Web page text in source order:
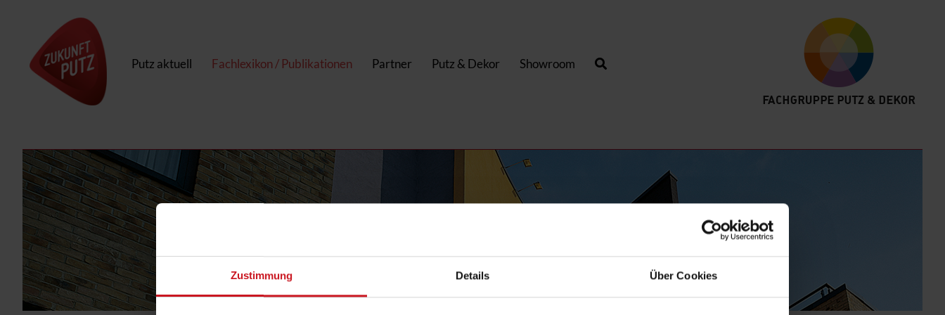
Zustimmung Details Über Cookies
Putz aktuell Fachlexikon / Publikationen Partner Putz & Dekor Showroom